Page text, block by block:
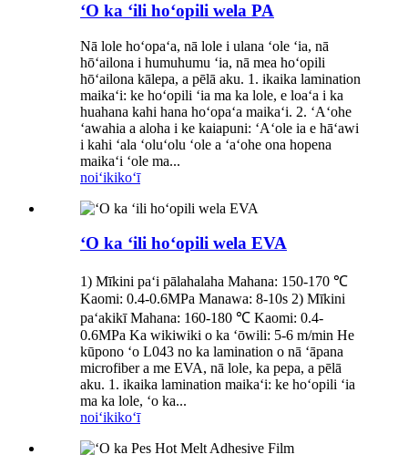
ʻO ka ʻili hoʻopili wela PA
Nā lole hoʻopaʻa, nā lole i ulana ʻole ʻia, nā
hōʻailona i humuhumu ʻia, nā mea hoʻopili
hōʻailona kālepa, a pēlā aku. 1. ikaika lamination
maikaʻi: ke hoʻopili ʻia ma ka lole, e loaʻa i ka
huahana kahi hana hoʻopaʻa maikaʻi. 2. ʻAʻohe
ʻawahia a aloha i ke kaiapuni: ʻAʻole ia e hāʻawi
i kahi ʻala ʻoluʻolu ʻole a ʻaʻohe ona hopena
maikaʻi ʻole ma...
noiʻikikoʻī
ʻO ka ʻili hoʻopili wela EVA
1) Mīkini paʻi pālahalaha Mahana: 150-170 ℃
Kaomi: 0.4-0.6MPa Manawa: 8-10s 2) Mīkini
paʻakikī Mahana: 160-180 ℃ Kaomi: 0.4-
0.6MPa Ka wikiwiki o ka ʻōwili: 5-6 m/min He
kūpono ʻo L043 no ka lamination o nā ʻāpana
microfiber a me EVA, nā lole, ka pepa, a pēlā
aku. 1. ikaika lamination maikaʻi: ke hoʻopili ʻia
ma ka lole, ʻo ka...
noiʻikikoʻī